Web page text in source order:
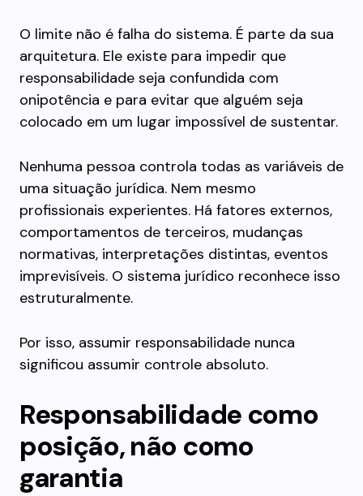
O limite não é falha do sistema. É parte da sua
arquitetura. Ele existe para impedir que
responsabilidade seja confundida com
onipotência e para evitar que alguém seja
colocado em um lugar impossível de sustentar.
Nenhuma pessoa controla todas as variáveis de
uma situação jurídica. Nem mesmo
profissionais experientes. Há fatores externos,
comportamentos de terceiros, mudanças
normativas, interpretações distintas, eventos
imprevisíveis. O sistema jurídico reconhece isso
estruturalmente.
Por isso, assumir responsabilidade nunca
significou assumir controle absoluto.
Responsabilidade como
posição, não como
garantia